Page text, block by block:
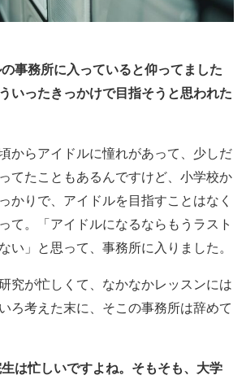
事務所に入っていると仰ってました
いったきっかけで目指そうと思われた
からアイドルに憧れがあって、少しだ
てたこともあるんですけど、小学校か
かりで、アイドルを目指すことはなく
て。「アイドルになるならもうラスト
い」と思って、事務所に入りました。
究が忙しくて、なかなかレッスンには
ろ考えた末に、そこの事務所は辞めて
は忙しいですよね。そもそも、大学